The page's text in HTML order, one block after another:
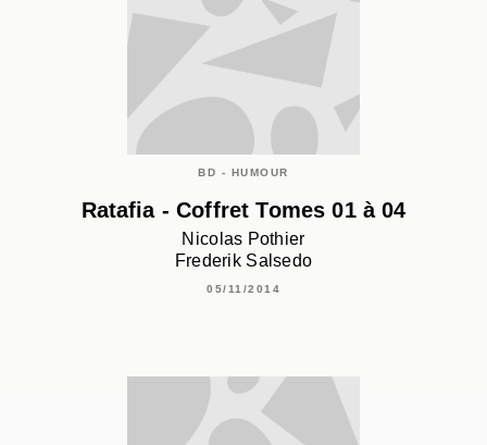
BD - HUMOUR
Ratafia - Coffret Tomes 01 à 04
Nicolas Pothier
Frederik Salsedo
05/11/2014